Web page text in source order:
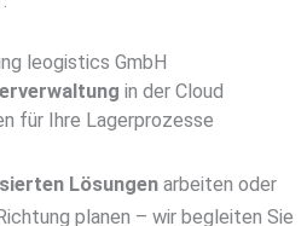
leogistics GmbH
in der Cloud
für Ihre Lagerprozesse
Lösungen arbeiten oder
planen – wir begleiten Sie